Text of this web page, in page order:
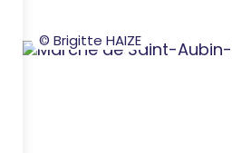
© Brigitte HAIZE